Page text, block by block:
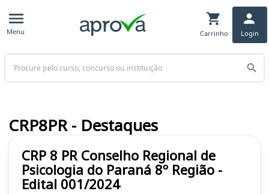
Menu Carrinho Login
Buscar
CRP 8 PR Conselho Regional de
Psicologia do Paraná 8º Região -
Edital 001/2024
CRP8PR - Destaques